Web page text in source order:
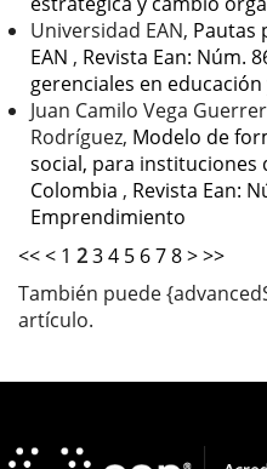
Universidad EAN, Pautas
EAN , Revista Ean: Núm.
gerenciales en
Juan Camilo Vega
Rodríguez, Modelo de
social, para instituciones
Colombia , Revista Ean:
Emprendimiento
<<< 1 234 5 678>>>
También puede
artículo.